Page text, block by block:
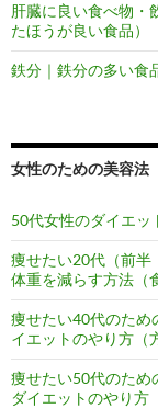
肝臓に良い食べ物・
たほうが良い食品）
鉄分｜鉄分の多い食
女性のための美容法
50代女性のダイエッ
痩せたい20代（前半
体重を減らす方法（
痩せたい40代のため
イエットのやり方（
痩せたい50代のため
ダイエットのやり方